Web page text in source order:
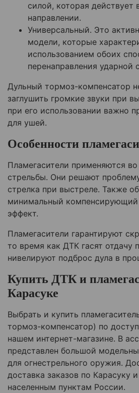
силой, которая
направлении.
Универсальный. Это
модели, которые
использованием обоих
перенаправления ударной
Дульный тормоз-компенсатор
заглушить громкие звуки при
при его использовании важно
для ушей.
Особенности
Пламегасители применяются
стрельбы. Они решают
стрелка при выстреле. Также
минимальный компенсирующий
эффект.
Пламегасители гарантируют
то время как ДТК гасят отдачу
нивелируют подброс дула в
Купить ДТК и
Карасуке
Выбрать и купить
тормоз-компенсатор) по
нашем интернет-магазине. В
представлен большой
для огнестрельного оружия.
доставка заказов по Карасуку
населенным пунктам России.